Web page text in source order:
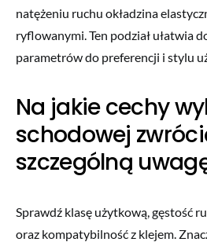
natężeniu ruchu okładzina
ryflowanymi. Ten podział ułatwia
parametrów do preferencji i stylu
Na jakie cechy
schodowej
szczególną
Sprawdź klasę użytkową, gęstość
oraz kompatybilność z klejem.